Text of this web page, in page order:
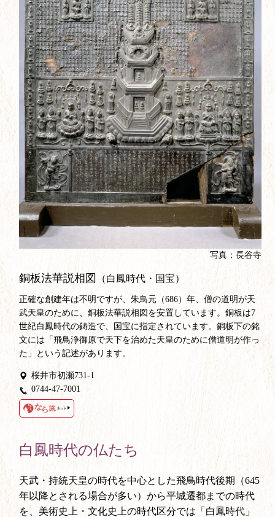
写真：長谷寺
銅板法華説相図 （白鳳時代・国宝）
正確な創建年は不明ですが、朱鳥元（686）年、僧の道明が天
武天皇のために、銅板法華説相図を安置しています。銅板は7
世紀白鳳時代の鋳造で、国宝に指定されています。銅板下の銘
文には「飛鳥浄御原で天下を治めた天皇のために僧道明が作っ
た」という記述があります。
桜井市初瀬731-1
0744-47-7001
白鳳時代の仏たち
天武・持統天皇の時代を中心とした飛鳥時代後期（645
年以降とされる場合が多い）から平城遷都までの時代
を、美術史上・文化史上の時代区分では「白鳳時代」